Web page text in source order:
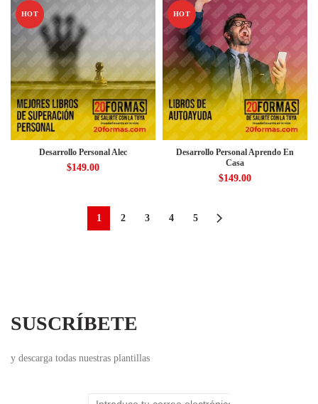
HOT
Desarrollo Personal Alec
$149.00
HOT
Desarrollo Personal Aprendo En
Casa
$149.00
1 2 3 4 5
SUSCRÍBETE
y descarga todas nuestras plantillas